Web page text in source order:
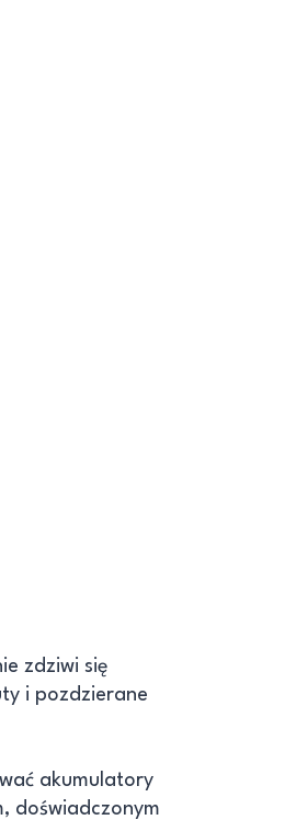
zdziwi się
i pozdzierane
akumulatory
doświadczonym